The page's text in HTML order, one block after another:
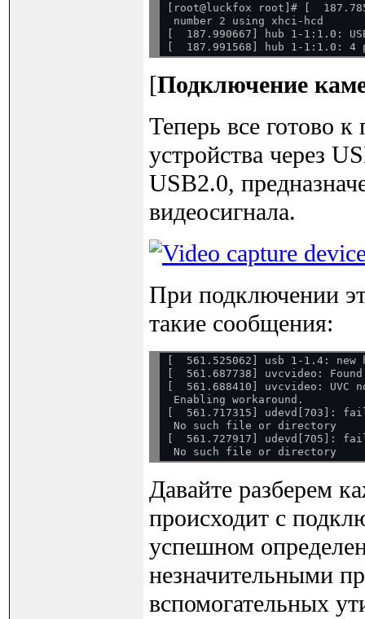
[root@luckfox root]# [
number 2 using xhci-hcd
[  187.990667] hub 1-1:1.0:
[Подключение
Теперь все готово
устройства через
USB2.0,
видеосигнала.
При подключении
такие сообщения:
[  561.525062] usb 1-1.4: new
[  561.687738] uvcvideo:
[  561.688410] uvcvideo: UVC
Enabling workaround.
[  561.717315] udevd[703]:
No such file or directory
[  561.727917] udevd[705]:
Давайте разберем
происходит с
успешном
незначительными
вспомогательных